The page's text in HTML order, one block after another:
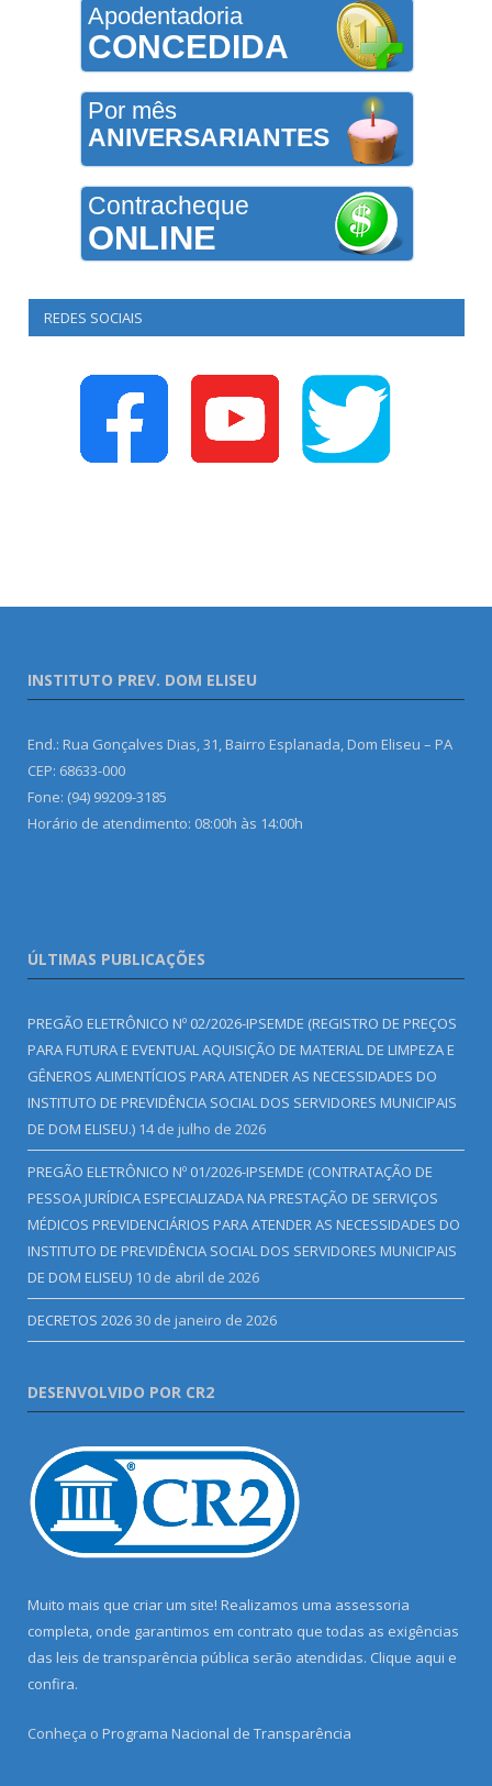
Apodentadoria
CONCEDIDA
Por mês
ANIVERSARIANTES
Contracheque
ONLINE
REDES SOCIAIS
INSTITUTO PREV. DOM ELISEU
End.: Rua Gonçalves Dias, 31, Bairro Esplanada, Dom Eliseu – PA
CEP: 68633-000
Fone: (94) 99209-3185
Horário de atendimento: 08:00h às 14:00h
ÚLTIMAS PUBLICAÇÕES
PREGÃO ELETRÔNICO Nº 02/2026-IPSEMDE (REGISTRO DE PREÇOS
PARA FUTURA E EVENTUAL AQUISIÇÃO DE MATERIAL DE LIMPEZA E
GÊNEROS ALIMENTÍCIOS PARA ATENDER AS NECESSIDADES DO
INSTITUTO DE PREVIDÊNCIA SOCIAL DOS SERVIDORES MUNICIPAIS
DE DOM ELISEU.) 14 de julho de 2026
PREGÃO ELETRÔNICO Nº 01/2026-IPSEMDE (CONTRATAÇÃO DE
PESSOA JURÍDICA ESPECIALIZADA NA PRESTAÇÃO DE SERVIÇOS
MÉDICOS PREVIDENCIÁRIOS PARA ATENDER AS NECESSIDADES DO
INSTITUTO DE PREVIDÊNCIA SOCIAL DOS SERVIDORES MUNICIPAIS
DE DOM ELISEU) 10 de abril de 2026
DECRETOS 202630 de janeiro de 2026
DESENVOLVIDO POR CR2
Muito mais que criar um site! Realizamos uma assessoria
completa, onde garantimos em contrato que todas as exigências
das leis de transparência pública serão atendidas. Clique aqui e
confira.
Conheça o Programa Nacional de Transparência